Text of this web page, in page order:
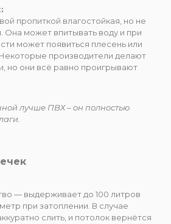
пропиткой влагостойкая, но не
Она может впитывать воду и при
может появиться плесень или
производители делают
но они всё равно проигрывают
лучше ПВХ – он полностью
— выдерживает до 100 литров
при затоплении. В случае
слить, и потолок вернётся